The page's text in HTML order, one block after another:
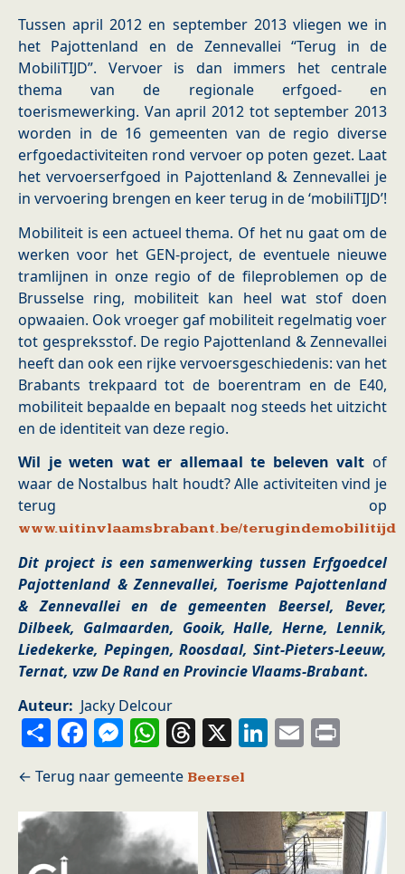
Tussen april 2012 en september 2013 vliegen we in
het Pajottenland en de Zennevallei “Terug in de
MobiliTIJD”. Vervoer is dan immers het centrale
thema van de regionale erfgoed- en
toerismewerking. Van april 2012 tot september 2013
worden in de 16 gemeenten van de regio diverse
erfgoedactiviteiten rond vervoer op poten gezet. Laat
het vervoerserfgoed in Pajottenland & Zennevallei je
in vervoering brengen en keer terug in de ‘mobiliTIJD’!
Mobiliteit is een actueel thema. Of het nu gaat om de
werken voor het GEN-project, de eventuele nieuwe
tramlijnen in onze regio of de fileproblemen op de
Brusselse ring, mobiliteit kan heel wat stof doen
opwaaien. Ook vroeger gaf mobiliteit regelmatig voer
tot gespreksstof. De regio Pajottenland & Zennevallei
heeft dan ook een rijke vervoersgeschiedenis: van het
Brabants trekpaard tot de boerentram en de E40,
mobiliteit bepaalde en bepaalt nog steeds het uitzicht
en de identiteit van deze regio.
Wil je weten wat er allemaal te beleven valt of
waar de Nostalbus halt houdt? Alle activiteiten vind je
terug op
www.uitinvlaamsbrabant.be/terugindemobilitijd
Dit project is een samenwerking tussen Erfgoedcel
Pajottenland & Zennevallei, Toerisme Pajottenland
& Zennevallei en de gemeenten Beersel, Bever,
Dilbeek, Galmaarden, Gooik, Halle, Herne, Lennik,
Liedekerke, Pepingen, Roosdaal, Sint-Pieters-Leeuw,
Ternat, vzw De Rand en Provincie Vlaams-Brabant.
Auteur
Jacky Delcour
ShareFacebook
Messenger
WhatsApp
Threads
X LinkedIn
Email
Beersel